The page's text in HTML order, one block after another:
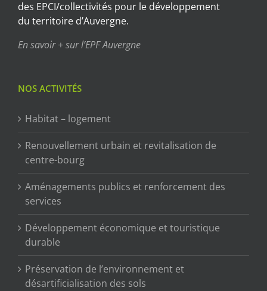
des EPCI/collectivités pour le développement
du territoire d’Auvergne.
En savoir + sur l’EPF Auvergne
NOS ACTIVITÉS
Habitat – logement
Renouvellement urbain et revitalisation de
centre-bourg
Aménagements publics et renforcement des
services
Développement économique et touristique
durable
Préservation de l’environnement et
désartificialisation des sols